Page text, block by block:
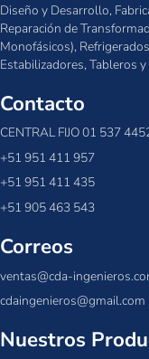
Diseño y Desarrollo,
Reparación de
Monofásicos),
Estabilizadores, Tableros
Contacto
CENTRAL FIJO 01 537
+51 951 411 957
+51 951 411 435
+51 905 463 543
Correos
ventas@cda-
cdaingenieros@gmail.com
Nuestros